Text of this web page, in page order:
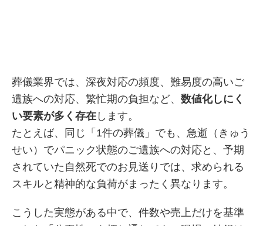
葬儀業界では、深夜対応の頻度、難易度の高いご
遺族への対応、繁忙期の負担など、 数値化しにく
い要素が多く存在 します。
たとえば、同じ「1件の葬儀」でも、急逝（きゅう
せい）でパニック状態のご遺族への対応と、予期
されていた自然死でのお見送りでは、求められる
スキルと精神的な負荷がまったく異なります。
こうした実態がある中で、件数や売上だけを基準